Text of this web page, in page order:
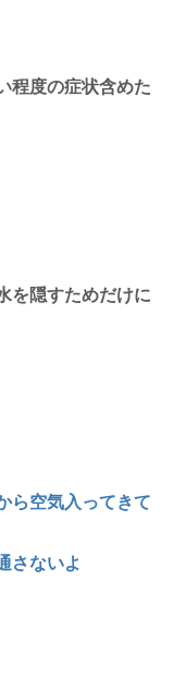
程度の症状含めた
を隠すためだけに
ら空気入ってきて
さないよ